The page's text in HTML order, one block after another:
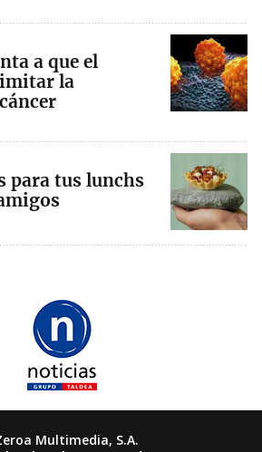
a que el
la
para tus lunchs
Multimedia, S.A.